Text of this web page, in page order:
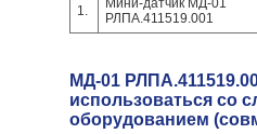
1.
Мини-датчик МД-01
РЛПА.411519.001
МД-01
использоваться со
оборудованием